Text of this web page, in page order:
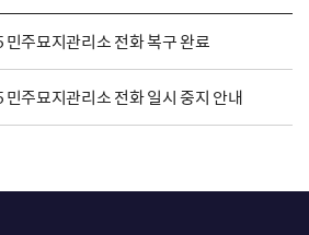
주묘지관리소 전화 복구 완료
주묘지관리소 전화 일시 중지 안내